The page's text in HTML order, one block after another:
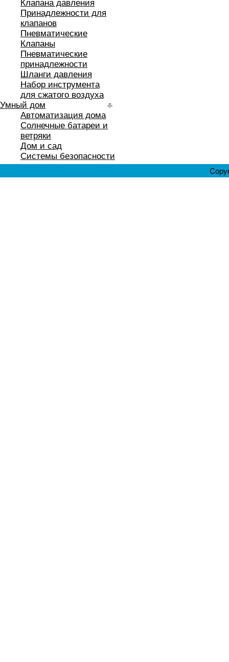
Клапана давления
Принадлежности для
клапанов
Пневматические
Клапаны
Пневматические
принадлежности
Шланги давления
Набор инструмента
для сжатого воздуха
Умный дом
Автоматизация дома
Солнечные батареи и
ветряки
Дом и сад
Системы безопасности